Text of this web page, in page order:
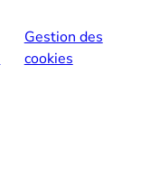
Gestion des
cookies